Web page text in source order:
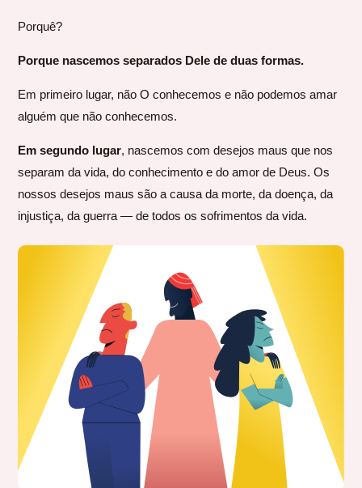
Porquê?
Porque nascemos separados Dele de duas formas.
Em primeiro lugar, não O conhecemos e não podemos amar
alguém que não conhecemos.
Em segundo lugar, nascemos com desejos maus que nos
separam da vida, do conhecimento e do amor de Deus. Os
nossos desejos maus são a causa da morte, da doença, da
injustiça, da guerra — de todos os sofrimentos da vida.